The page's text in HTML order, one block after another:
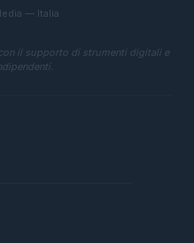
— Italia
il supporto di strumenti digitali e